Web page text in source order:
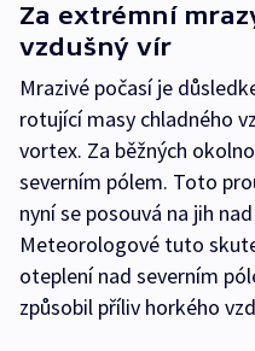
Za extrémní
vzdušný vír
Mrazivé počasí je
rotující masy chladného
vortex. Za běžných
severním pólem. Toto
nyní se posouvá na jih
Meteorologové tuto
oteplení nad severním
způsobil příliv horkého